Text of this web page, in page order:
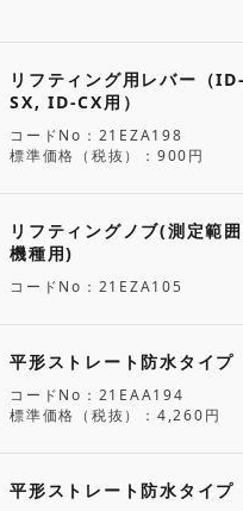
リフティング用レバー（
SX, ID-CX用）
コードNo
21EZA198
標準価格（税抜）
900円
リフティングノブ(測定範
機種用)
コードNo 21EZA105
平形ストレート防水タイプ
コードNo
21EAA194
標準価格（税抜）
4,260円
平形ストレート防水タイプ